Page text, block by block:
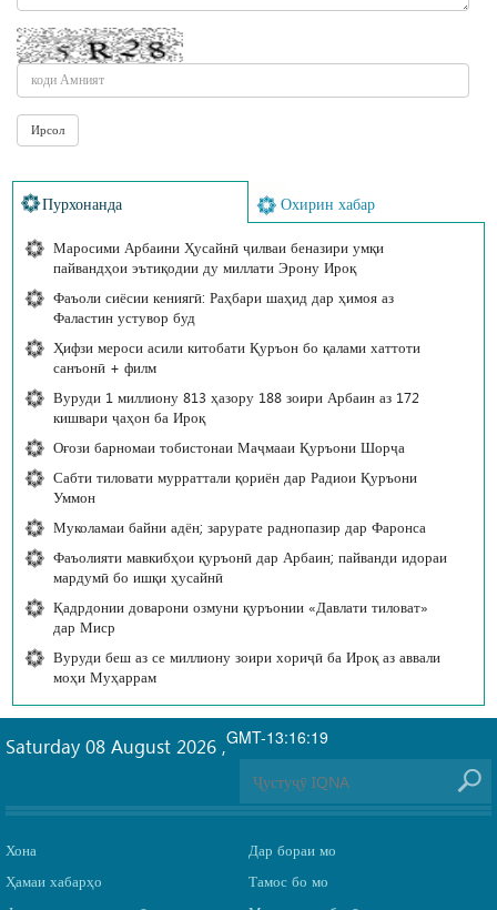
Пурхонанда Охирин хабар
Маросими Арбаини Ҳусайнӣ ҷилваи беназири умқи
пайвандҳои эътиқодии ду миллати Эрону Ироқ
Фаъоли сиёсии кениягӣ: Раҳбари шаҳид дар ҳимоя аз
Фаластин устувор буд
Ҳифзи мероси асили китобати Қуръон бо қалами хаттоти
санъонӣ + филм
Вуруди 1 миллиону 813 ҳазору 188 зоири Арбаин аз 172
кишвари ҷаҳон ба Ироқ
Оғози барномаи тобистонаи Маҷмааи Қуръони Шорҷа
Сабти тиловати мурраттали қориён дар Радиои Қуръони
Уммон
Муколамаи байни адён; зарурате раднопазир дар Фаронса
Фаъолияти мавкибҳои қуръонӣ дар Арбаин; пайванди идораи
мардумӣ бо ишқи ҳусайнӣ
Қадрдонии доварони озмуни қуръонии «Давлати тиловат»
дар Миср
Вуруди беш аз се миллиону зоири хориҷӣ ба Ироқ аз аввали
моҳи Муҳаррам
GMT-13:16:19
Saturday 08 August 2026 ,
Хона
Ҳамаи хабарҳо
Дар бораи мо
Тамос бо мо